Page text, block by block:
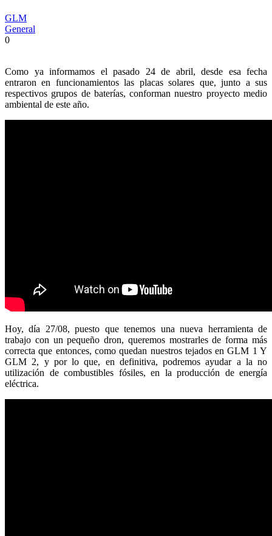
GLM
General
0
Como ya informamos el pasado 24 de abril, desde esa fecha
entraron en funcionamientos las placas solares que, junto a sus
respectivos grupos de baterías, conforman nuestro proyecto medio
ambiental de este año.
Hoy, día 27/08, puesto que tenemos una nueva herramienta de
trabajo con un pequeño dron, queremos mostrarles de forma más
correcta que entonces, como quedan nuestros tejados en GLM 1 Y
GLM 2, y por lo que, en definitiva, podremos ayudar a la no
utilización de combustibles fósiles, en la producción de energía
eléctrica.